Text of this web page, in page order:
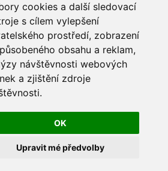
cookies a další sledovací
s cílem vylepšení
prostředí, zobrazení
obsahu a reklam,
návštěvnosti webových
a zjištění zdroje
OK
Upravit mé předvolby
5 příspěvků • Stránka
Smazat cookies
© ASTRA - CZ s.r.o.
® Forum Software © phpBB Limited
Optimized by:phpBB SEO